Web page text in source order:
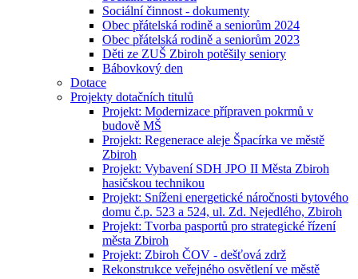
Sociální činnost - dokumenty
Obec přátelská rodině a seniorům 2024
Obec přátelská rodině a seniorům 2023
Děti ze ZUŠ Zbiroh potěšily seniory
Bábovkový den
Dotace
Projekty dotačních titulů
Projekt: Modernizace přípraven pokrmů v
budově MŠ
Projekt: Regenerace aleje Špacírka ve městě
Zbiroh
Projekt: Vybavení SDH JPO II Města Zbiroh
hasičskou technikou
Projekt: Sníženi energetické náročnosti bytového
domu č.p. 523 a 524, ul. Zd. Nejedlého, Zbiroh
Projekt: Tvorba pasportů pro strategické řízení
města Zbiroh
Projekt: Zbiroh ČOV - dešťová zdrž
Rekonstrukce veřejného osvětlení ve městě